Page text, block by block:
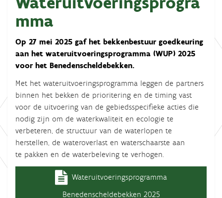
mma
Op 27 mei 2025 gaf het bekkenbestuur goedkeuring
aan het wateruitvoeringsprogramma (WUP) 2025
voor het Benedenscheldebekken.
Met het wateruitvoeringsprogramma leggen de partners
binnen het bekken de prioritering en de timing vast
voor de uitvoering van de gebiedsspecifieke acties die
nodig zijn om de waterkwaliteit en ecologie te
verbeteren, de structuur van de waterlopen te
herstellen, de wateroverlast en waterschaarste aan
te pakken en de waterbeleving te verhogen.
Wateruitvoeringsprogramma
Benedenscheldebekken 2025